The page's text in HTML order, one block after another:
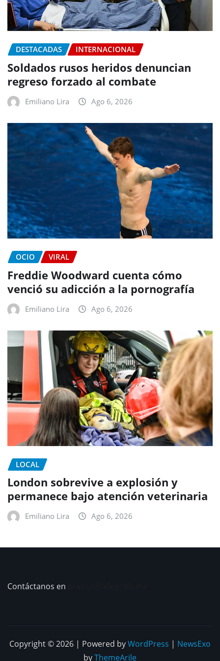
DESTACADAS INTERNACIONAL
Soldados rusos heridos denuncian
regreso forzado al combate
Emiliano Lira Ago 6, 2026
OCIO VIRAL
Freddie Woodward cuenta cómo
venció su adicción a la pornografía
Emiliano Lira Ago 6, 2026
LOCAL
London sobrevive a explosión y
permanece bajo atención veterinaria
Emiliano Lira Ago 6, 2026
Contáctanos en
Copyright © 2026 | Powered byWordPress | NewsExo
byThemeArile